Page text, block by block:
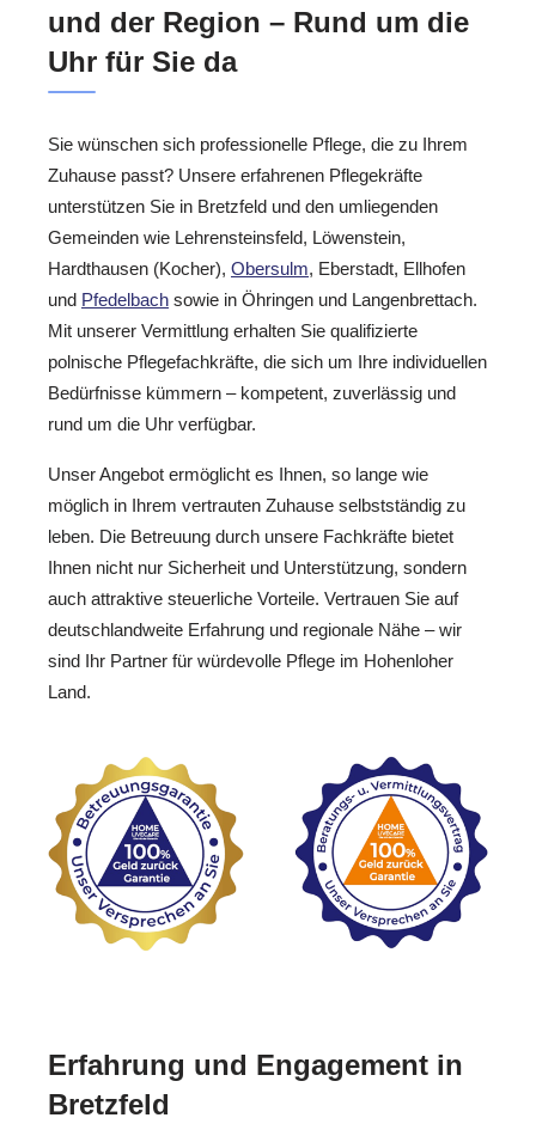
und der Region – Rund um die
Uhr für Sie da
Sie wünschen sich professionelle Pflege, die zu Ihrem
Zuhause passt? Unsere erfahrenen Pflegekräfte
unterstützen Sie in Bretzfeld und den umliegenden
Gemeinden wie Lehrensteinsfeld, Löwenstein,
Hardthausen (Kocher), Obersulm, Eberstadt, Ellhofen
und Pfedelbach sowie in Öhringen und Langenbrettach.
Mit unserer Vermittlung erhalten Sie qualifizierte
polnische Pflegefachkräfte, die sich um Ihre individuellen
Bedürfnisse kümmern – kompetent, zuverlässig und
rund um die Uhr verfügbar.
Unser Angebot ermöglicht es Ihnen, so lange wie
möglich in Ihrem vertrauten Zuhause selbstständig zu
leben. Die Betreuung durch unsere Fachkräfte bietet
Ihnen nicht nur Sicherheit und Unterstützung, sondern
auch attraktive steuerliche Vorteile. Vertrauen Sie auf
deutschlandweite Erfahrung und regionale Nähe – wir
sind Ihr Partner für würdevolle Pflege im Hohenloher
Land.
Erfahrung und Engagement in
Bretzfeld